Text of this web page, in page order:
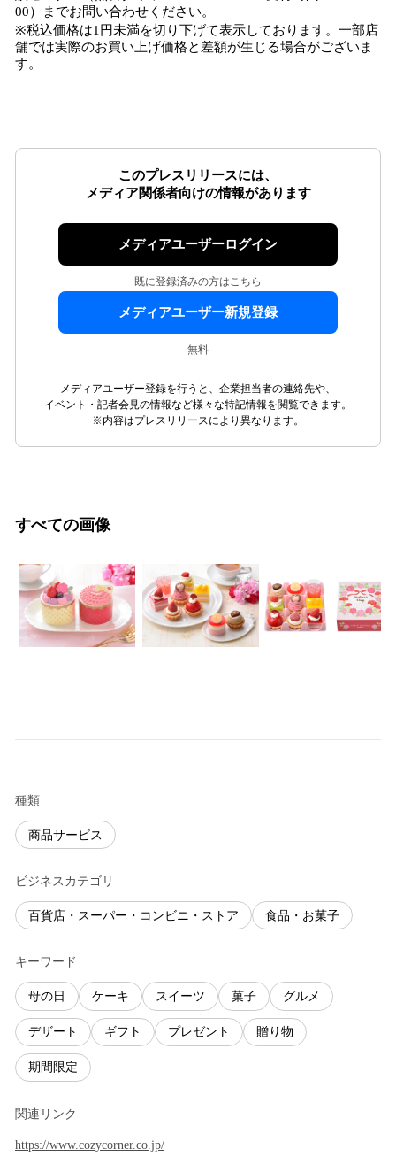
00）までお問い合わせください。
※税込価格は1円未満を切り下げて表示しております。一部店
舗では実際のお買い上げ価格と差額が生じる場合がございま
す。
このプレスリリースには、
メディア関係者向けの情報があります
メディアユーザーログイン
既に登録済みの方はこちら
メディアユーザー新規登録
無料
メディアユーザー登録を行うと、企業担当者の連絡先や、
イベント・記者会見の情報など様々な特記情報を閲覧できます。
※内容はプレスリリースにより異なります。
すべての画像
種類
商品サービス
ビジネスカテゴリ
百貨店・スーパー・コンビニ・ストア 食品・お菓子
キーワード
母の日 ケーキ スイーツ 菓子 グルメ
デザート ギフト プレゼント 贈り物
期間限定
関連リンク
https://www.cozycorner.co.jp/